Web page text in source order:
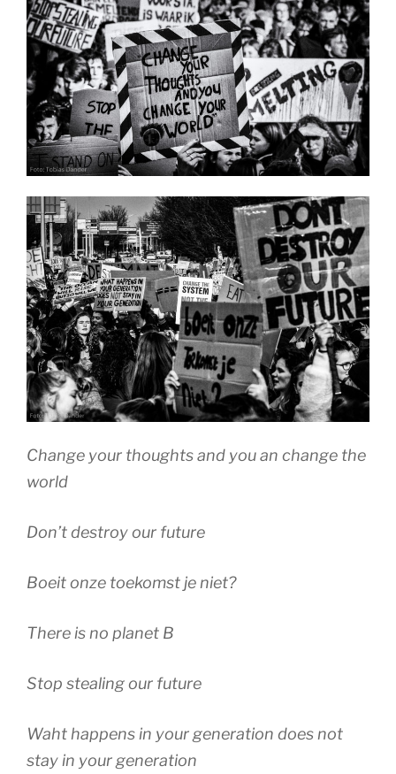
Change your thoughts and you an change the
world
Don’t destroy our future
Boeit onze toekomst je niet?
There is no planet B
Stop stealing our future
Waht happens in your generation does not
stay in your generation